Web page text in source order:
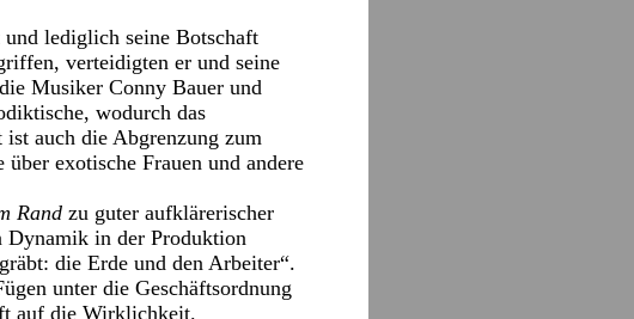
und lediglich seine Botschaft
verteidigten er und seine
Musiker Conny Bauer und
wodurch das
auch die Abgrenzung zum
exotische Frauen und andere
Rand zu guter aufklärerischer
Dynamik in der Produktion
die Erde und den Arbeiter“.
unter die Geschäftsordnung
auf die Wirklichkeit.